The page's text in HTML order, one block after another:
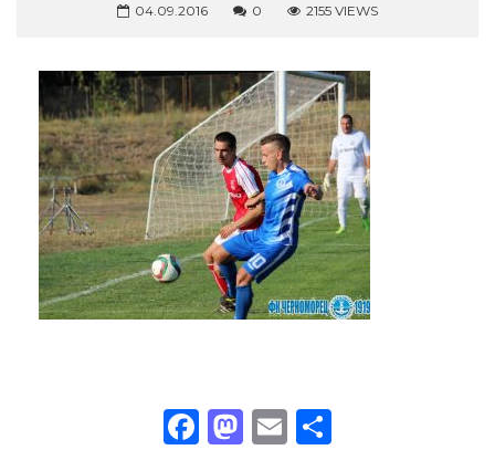
04.09.2016 0 2155 VIEWS
Facebook
Mastodon
Email